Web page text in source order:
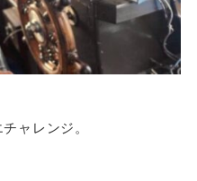
ャレンジ。